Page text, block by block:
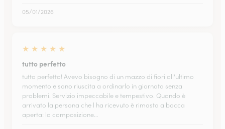
05/01/2026
★ ★ ★ ★ ★
tutto perfetto
tutto perfetto! Avevo bisogno di un mazzo di fiori all'ultimo
momento e sono riuscita a ordinarlo in giornata senza
problemi. Servizio impeccabile e tempestivo. Quando è
arrivato la persona che l ha ricevuto è rimasta a bocca
aperta: la composizione…